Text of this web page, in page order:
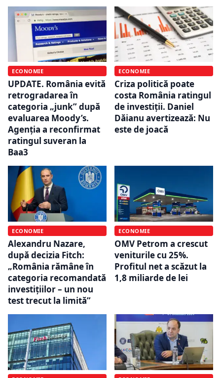
ECONOMIE
UPDATE. România evită
retrogradarea în
categoria „junk” după
evaluarea Moody’s.
Agenția a reconfirmat
ratingul suveran la
Baa3
ECONOMIE
Criza politică poate
costa România ratingul
de investiții. Daniel
Dăianu avertizează: Nu
este de joacă
ECONOMIE
Alexandru Nazare,
după decizia Fitch:
„România rămâne în
categoria recomandată
investițiilor – un nou
test trecut la limită”
ECONOMIE
OMV Petrom a crescut
veniturile cu 25%.
Profitul net a scăzut la
1,8 miliarde de lei